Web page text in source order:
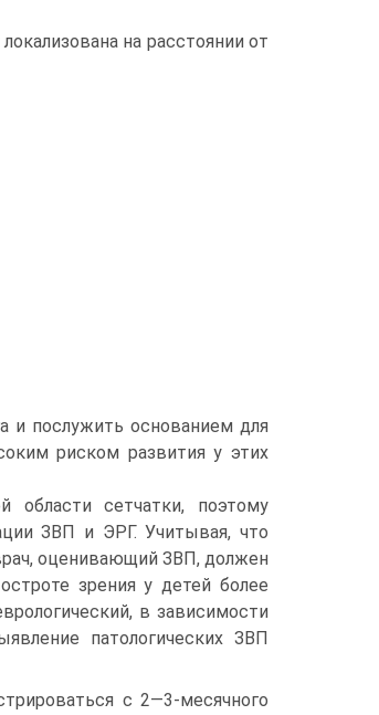
на расстоянии от
и послужить основанием для
риском развития у этих
сетчатки, поэтому
ЗВП и ЭРГ. Учитывая, что
оценивающий ЗВП, должен
зрения у детей более
в зависимости
патологических ЗВП
с 2—3-месячного